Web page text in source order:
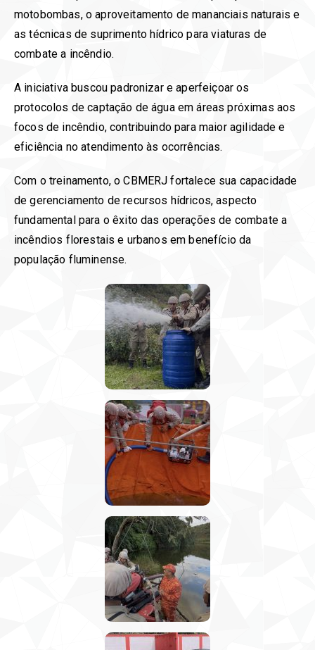
motobombas, o aproveitamento de mananciais naturais e
as técnicas de suprimento hídrico para viaturas de
combate a incêndio.
A iniciativa buscou padronizar e aperfeiçoar os
protocolos de captação de água em áreas próximas aos
focos de incêndio, contribuindo para maior agilidade e
eficiência no atendimento às ocorrências.
Com o treinamento, o CBMERJ fortalece sua capacidade
de gerenciamento de recursos hídricos, aspecto
fundamental para o êxito das operações de combate a
incêndios florestais e urbanos em benefício da
população fluminense.